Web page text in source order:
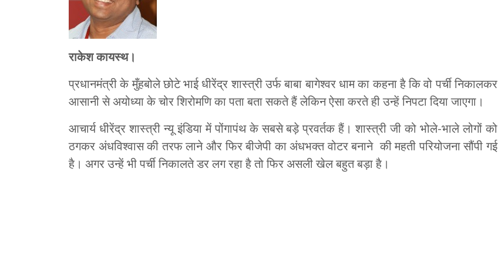
राकेश कायस्थ।
प्रधानमंत्री के मुँहबोले छोटे भाई धीरेंद्र शास्त्री उर्फ बाबा बागेश्वर धाम का कहना है कि वो पर्ची निकालकर
आसानी से अयोध्या के चोर शिरोमणि का पता बता सकते हैं लेकिन ऐसा करते ही उन्हें निपटा दिया जाएगा।
आचार्य धीरेंद्र शास्त्री न्यू इंडिया में पोंगापंथ के सबसे बड़े प्रवर्तक हैं। शास्त्री जी को भोले-भाले लोगों को
ठगकर अंधविश्वास की तरफ लाने और फिर बीजेपी का अंधभक्त वोटर बनाने की महती परियोजना सौंपी गई
है। अगर उन्हें भी पर्ची निकालते डर लग रहा है तो फिर असली खेल बहुत बड़ा है।